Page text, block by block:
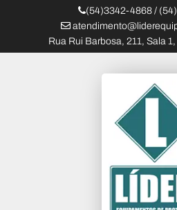
(54)3342-4868 /
Rua Rui Barbosa, 211, Sala
Líder